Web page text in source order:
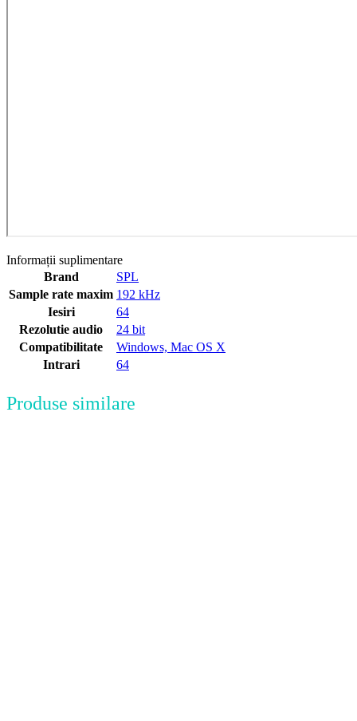
Informații suplimentare
Brand
SPL
Sample rate maxim 192 kHz
Iesiri
64
Rezolutie audio
24 bit
Compatibilitate
Windows, Mac OS X
Intrari
64
Produse similare